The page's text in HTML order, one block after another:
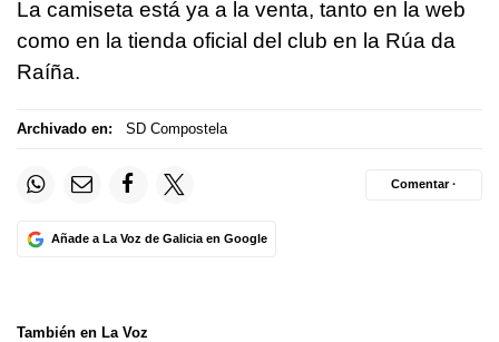
La camiseta está ya a la venta, tanto en la web
como en la tienda oficial del club en la Rúa da
Raíña.
Archivado en: SD Compostela
Añade a La Voz de Galicia en Google
Comentar ·
También en La Voz